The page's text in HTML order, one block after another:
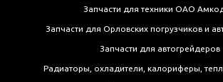
Запчасти для техники ОАО
Запчасти для Орловских погрузчиков и
Запчасти для автогрейдеров
Радиаторы, охладители, калориферы,